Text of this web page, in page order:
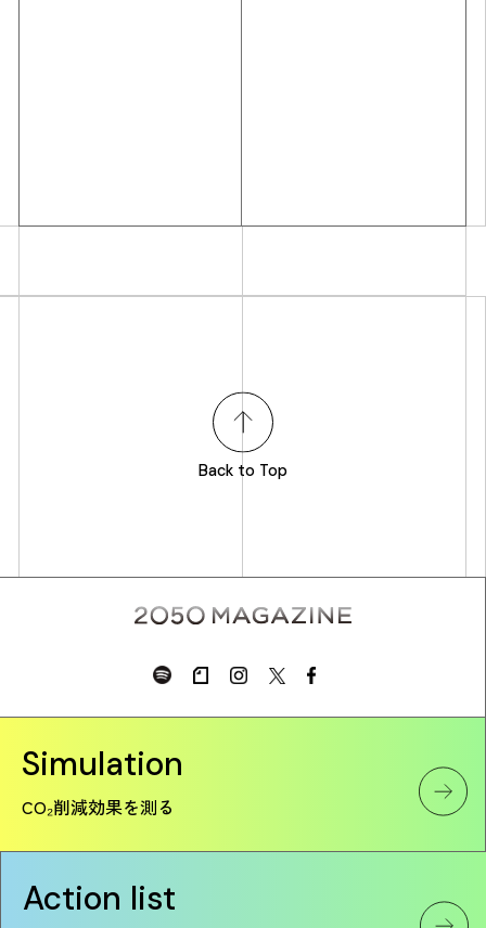
Back to Top
Simulation
CO₂削減効果を測る
Action list